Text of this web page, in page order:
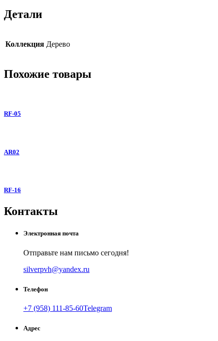
Детали
Коллекция Дерево
Похожие товары
RF-05
AR02
RF-16
Контакты
Электронная почта
Отправьте нам письмо сегодня!
silverpvh@yandex.ru
Телефон
+7 (958) 111-85-60Telegram
Адрес